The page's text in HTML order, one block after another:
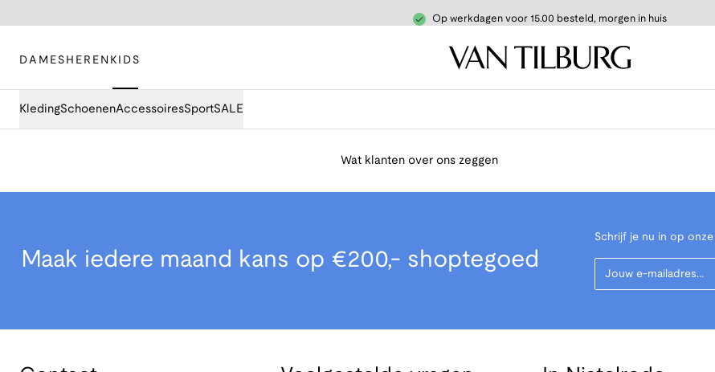
Op werkdagen voor 15.00 besteld, morgen in huis
DAMES HEREN KIDS
KledingSchoenenAccessoiresSportSALE
Wat klanten over ons zeggen
Maak iedere maand kans op €200,- shoptegoed
Schrijf je nu in op
Your Email